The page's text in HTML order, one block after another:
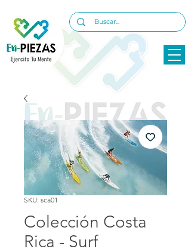
SKU: sca01
Colección Costa
Rica - Surf